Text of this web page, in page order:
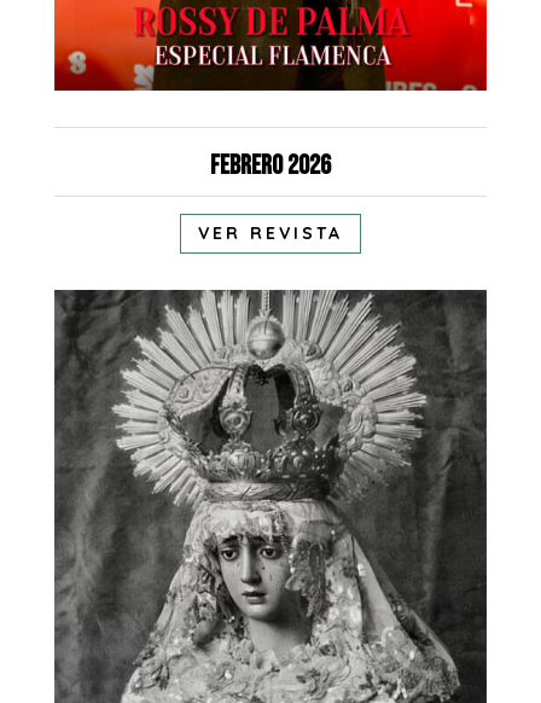
Febrero 2026
VER REVISTA